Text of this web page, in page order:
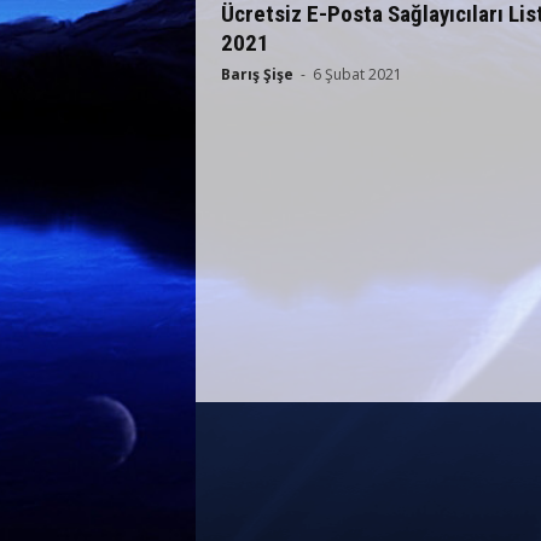
Ücretsiz E-Posta Sağlayıcıları
2021
Barış Şişe - 6 Şubat 2021